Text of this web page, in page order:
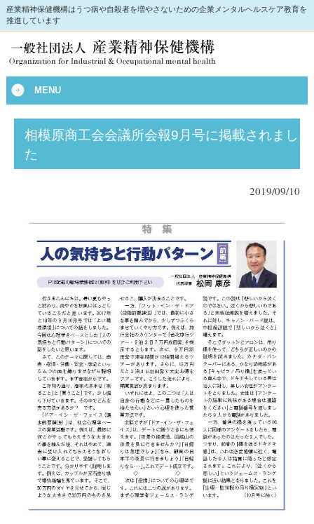
産業精神保健機構はうつ病や自殺者を増やさないための企業メンタルヘルスケア教育を
推進しています
MENU
相模原商工会会議所会報9月号に掲載されまし
た
2019/09/10